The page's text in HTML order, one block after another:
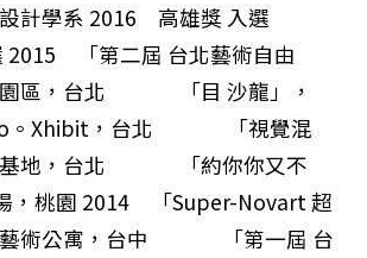
設計學系 2016 高雄獎 入選
2015 「第二屆 台北藝術自由
園區，台北 「目 沙龍」，
。Xhibit，台北 「視覺混
基地，台北 「約你你又不
，桃園 2014 「Super-Novart 超
藝術公寓，台中 「第一屆 台